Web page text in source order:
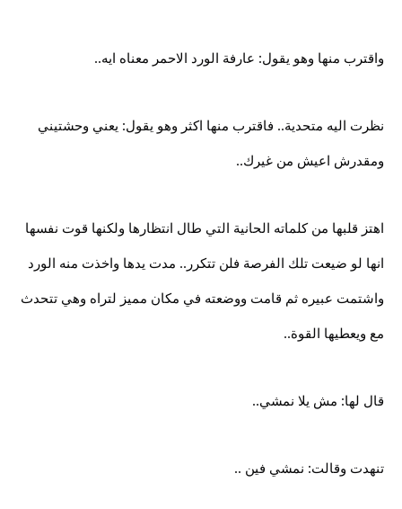
واقترب منها وهو يقول: عارفة الورد الاحمر معناه ايه..
نظرت اليه متحدية.. فاقترب منها اكثر وهو يقول: يعني وحشتيني
ومقدرش اعيش من غيرك..
اهتز قلبها من كلماته الحانية التي طال انتظارها ولكنها قوت نفسها
انها لو ضيعت تلك الفرصة فلن تتكرر.. مدت يدها واخذت منه الورد
واشتمت عبيره ثم قامت ووضعته في مكان مميز لتراه وهي تتحدث
مع ويعطيها القوة..
قال لها: مش يلا نمشي..
تنهدت وقالت: نمشي فين ..